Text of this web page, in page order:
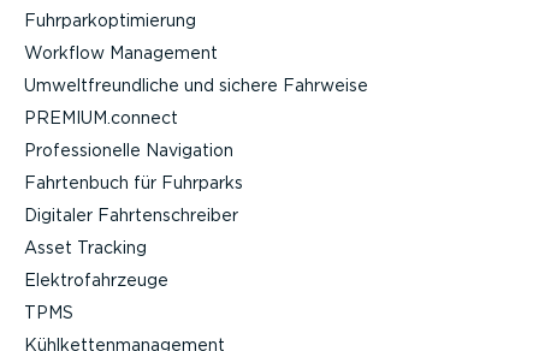
Fuhrpar­k­op­ti­mierung
Workflow Management
Umwelt­freund­liche und sichere Fahrweise
PREMIUM.connect
Profes­sio­nelle Navigation
Fahrtenbuch für Fuhrparks
Digitaler Fahrten­schreiber
Asset Tracking
Elektro­fahr­zeuge
TPMS
Kühlket­ten­ma­nagement